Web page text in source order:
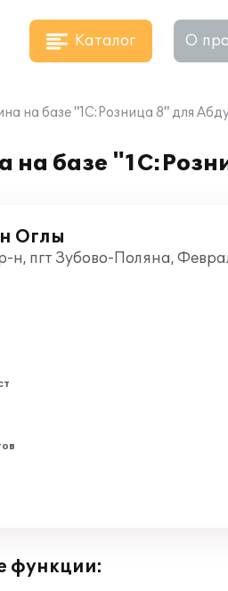
Каталог О
на базе "1С:Розница 8" для
на базе
Оглы
н, пгт Зубово-Поляна,
функции: